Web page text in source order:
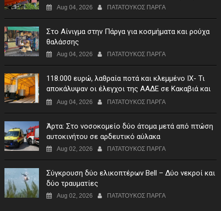
Aug 04, 2026 ΠΑΤΑΤΟΥΚΟΣ ΠΑΡΓΑ
Στο Αίνιγμα στην Πάργα για κοσμήματα και ρούχα
θαλάσσης
Aug 04, 2026 ΠΑΤΑΤΟΥΚΟΣ ΠΑΡΓΑ
118.000 ευρώ, λαθραία ποτά και κλεμμένο ΙΧ- Τι
αποκάλυψαν οι έλεγχοι της ΑΑΔΕ σε Κακαβιά και
Μαυρομάτι
Aug 04, 2026 ΠΑΤΑΤΟΥΚΟΣ ΠΑΡΓΑ
Άρτα: Στο νοσοκομείο δύο άτομα μετά από πτώση
αυτοκινήτου σε αρδευτικό αύλακα
Aug 02, 2026 ΠΑΤΑΤΟΥΚΟΣ ΠΑΡΓΑ
Σύγκρουση δύο ελικοπτέρων Bell – Δύο νεκροί και
δύο τραυματίες
Aug 02, 2026 ΠΑΤΑΤΟΥΚΟΣ ΠΑΡΓΑ